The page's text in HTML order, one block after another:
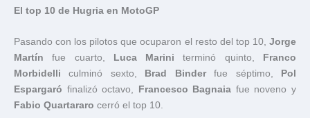
El top 10 de Hugria en MotoGP
Pasando con los pilotos que ocuparon el resto del top 10, Jorge
Martín fue cuarto, Luca Marini terminó quinto,
Franco
Morbidelli culminó sexto, Brad Binderfue séptimo,
Pol
Espargaró finalizó octavo, Francesco Bagnaia fue noveno y
Fabio Quartararo cerró el top 10.